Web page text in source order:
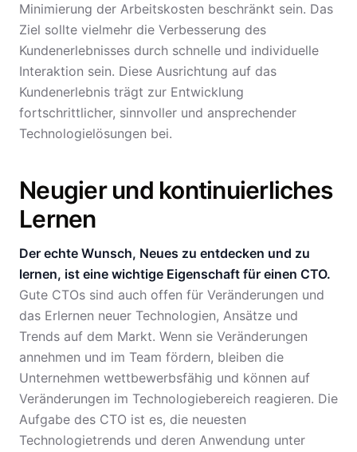
Minimierung der Arbeitskosten beschränkt sein. Das
Ziel sollte vielmehr die Verbesserung des
Kundenerlebnisses durch schnelle und individuelle
Interaktion sein. Diese Ausrichtung auf das
Kundenerlebnis trägt zur Entwicklung
fortschrittlicher, sinnvoller und ansprechender
Technologielösungen bei.
Neugier und kontinuierliches
Lernen
Der echte Wunsch, Neues zu entdecken und zu
lernen, ist eine wichtige Eigenschaft für einen CTO.
Gute CTOs sind auch offen für Veränderungen und
das Erlernen neuer Technologien, Ansätze und
Trends auf dem Markt. Wenn sie Veränderungen
annehmen und im Team fördern, bleiben die
Unternehmen wettbewerbsfähig und können auf
Veränderungen im Technologiebereich reagieren. Die
Aufgabe des CTO ist es, die neuesten
Technologietrends und deren Anwendung unter